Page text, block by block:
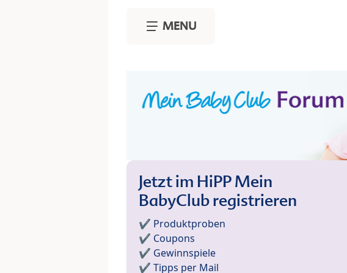
MENU
Jetzt im HiPP Mein
BabyClub registrieren
✔️ Produktproben
✔️ Coupons
✔️ Gewinnspiele
✔️ Tipps per Mail